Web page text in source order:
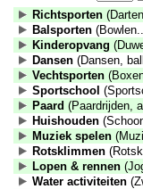
Richtsporten
Balsporten
Kinderopvang
Dansen (Dansen,
Vechtsporten
Sportschool
Paard (Paardrijden,
Huishouden
Muziek spelen
Rotsklimmen
Lopen & rennen
Water activiteiten